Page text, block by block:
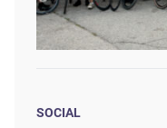
SOCIAL